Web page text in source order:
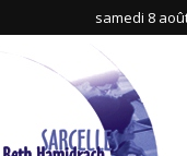
samedi 8